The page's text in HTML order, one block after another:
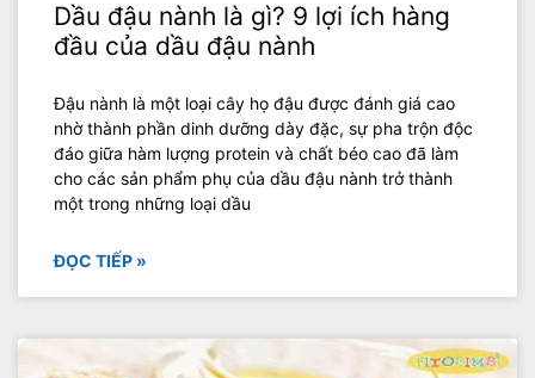
Dầu đậu nành là gì? 9 lợi ích hàng
đầu của dầu đậu nành
Đậu nành là một loại cây họ đậu được đánh giá cao
nhờ thành phần dinh dưỡng dày đặc, sự pha trộn độc
đáo giữa hàm lượng protein và chất béo cao đã làm
cho các sản phẩm phụ của dầu đậu nành trở thành
một trong những loại dầu
ĐỌC TIẾP »